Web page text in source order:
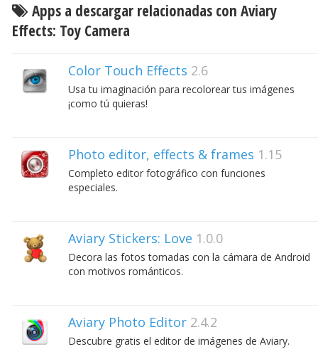
Apps a descargar relacionadas con Aviary
Effects: Toy Camera
Color Touch Effects 2.6
Usa tu imaginación para recolorear tus imágenes
¡como tú quieras!
Photo editor, effects & frames 1.15
Completo editor fotográfico con funciones
especiales.
Aviary Stickers: Love 1.0.0
Decora las fotos tomadas con la cámara de Android
con motivos románticos.
Aviary Photo Editor 2.4.2
Descubre gratis el editor de imágenes de Aviary.